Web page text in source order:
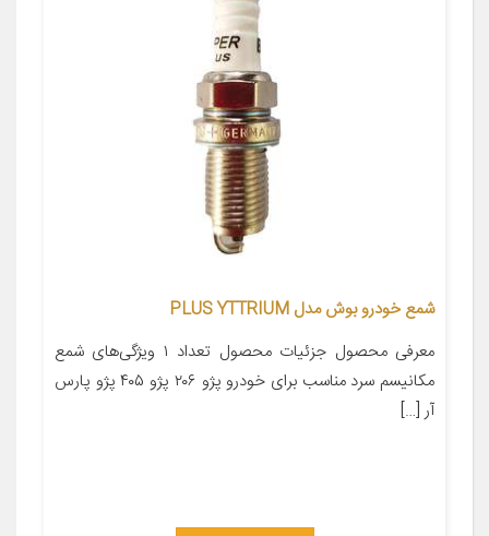
شمع خودرو بوش مدل PLUS YTTRIUM
معرفی محصول جزئیات محصول تعداد ۱ ویژگی‌های شمع
مکانیسم سرد مناسب برای خودرو پژو ۲۰۶ پژو ۴۰۵ پژو پارس
آر […]